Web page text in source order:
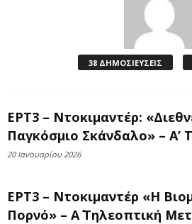
38 ΔΗΜΟΣΙΕΥΣΕΙΣ
ΕΡΤ3 – Ντοκιμαντέρ:
Παγκόσμιο Σκάνδαλο» – Α’
20 Ιανουαρίου 2026
ΕΡΤ3 – Ντοκιμαντέρ «Η
Πορνό» – Α΄ Τηλεοπτική